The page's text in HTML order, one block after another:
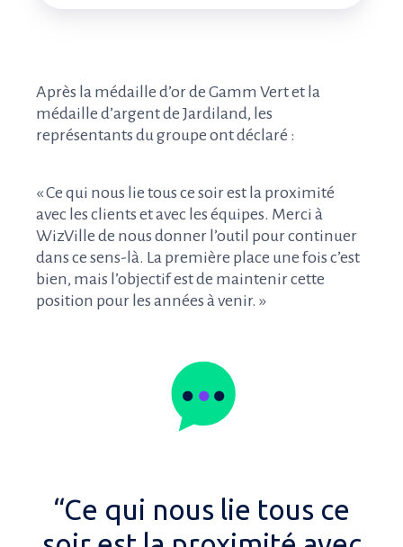
Après la médaille d’or de Gamm Vert et la
médaille d’argent de Jardiland, les
représentants du groupe ont déclaré :
« Ce qui nous lie tous ce soir est la proximité
avec les clients et avec les équipes. Merci à
WizVille de nous donner l’outil pour continuer
dans ce sens-là. La première place une fois c’est
bien, mais l’objectif est de maintenir cette
position pour les années à venir. »
“Ce qui nous lie tous ce